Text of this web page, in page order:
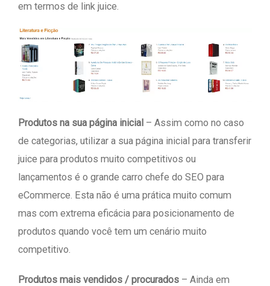
em termos de link juice.
Produtos na sua página inicial – Assim como no caso
de categorias, utilizar a sua página inicial para transferir
juice para produtos muito competitivos ou
lançamentos é o grande carro chefe do SEO para
eCommerce. Esta não é uma prática muito comum
mas com extrema eficácia para posicionamento de
produtos quando você tem um cenário muito
competitivo.
Produtos mais vendidos / procurados – Ainda em